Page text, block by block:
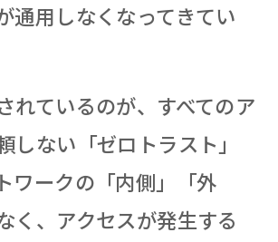
通用しなくなってきてい
れているのが、すべてのア
しない「ゼロトラスト」
ワークの「内側」「外
く、アクセスが発生する